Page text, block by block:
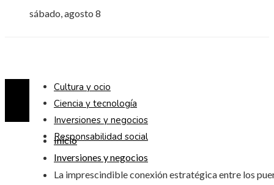
sábado, agosto 8
Cultura y ocio
Ciencia y tecnología
Inversiones y negocios
Responsabilidad social
Inicio
Inversiones y negocios
La imprescindible conexión estratégica entre los